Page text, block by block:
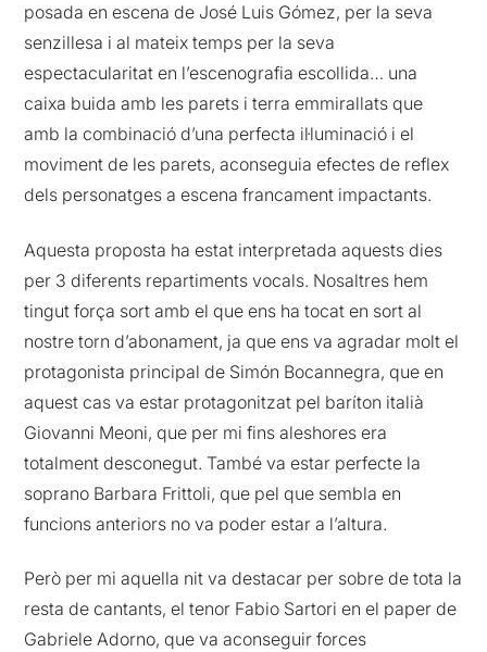
posada en escena de José Luis Gómez, per la seva
senzillesa i al mateix temps per la seva
espectacularitat en l’escenografia escollida… una
caixa buida amb les parets i terra emmirallats que
amb la combinació d’una perfecta il·luminació i el
moviment de les parets, aconseguia efectes de reflex
dels personatges a escena francament impactants.
Aquesta proposta ha estat interpretada aquests dies
per 3 diferents repartiments vocals. Nosaltres hem
tingut força sort amb el que ens ha tocat en sort al
nostre torn d’abonament, ja que ens va agradar molt el
protagonista principal de Simón Bocannegra, que en
aquest cas va estar protagonitzat pel baríton italià
Giovanni Meoni, que per mi fins aleshores era
totalment desconegut. També va estar perfecte la
soprano Barbara Frittoli, que pel que sembla en
funcions anteriors no va poder estar a l’altura.
Però per mi aquella nit va destacar per sobre de tota la
resta de cantants, el tenor Fabio Sartori en el paper de
Gabriele Adorno, que va aconseguir forces